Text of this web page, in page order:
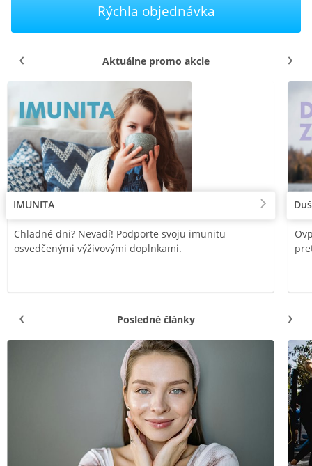
Rýchla objednávka
Aktuálne promo akcie
IMUNITA
Chladné dni? Nevadí! Podporte svoju imunitu
osvedčenými výživovými doplnkami.
Posledné články